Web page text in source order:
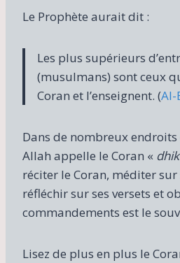
Le Prophète aurait dit :
Les plus supérieurs
(musulmans) sont ceux
Coran et l’enseignent. (Al-
Dans de nombreux
Allah appelle le Coran «
réciter le Coran, méditer
réfléchir sur ses versets et
commandements est le
Lisez de plus en plus le